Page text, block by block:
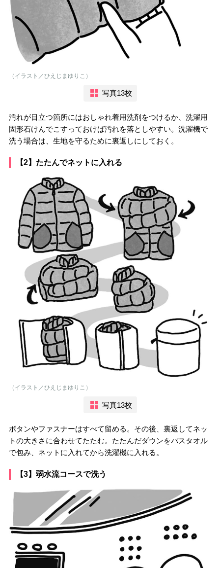
（イラスト／ひえじまゆりこ）
写真13枚
汚れが目立つ箇所にはおしゃれ着用洗剤をつけるか、洗濯用
固形石けんでこすっておけば汚れを落としやすい。洗濯機で
洗う場合は、生地を守るために裏返しにしておく。
【2】たたんでネットに入れる
（イラスト／ひえじまゆりこ）
写真13枚
ボタンやファスナーはすべて留める。その後、裏返してネッ
トの大きさに合わせてたたむ。たたんだダウンをバスタオル
で包み、ネットに入れてから洗濯機に入れる。
【3】弱水流コースで洗う